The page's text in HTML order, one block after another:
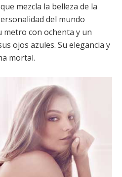
mezcla la belleza de la
del mundo
metro con ochenta y un
ojos azules. Su elegancia y
mortal.